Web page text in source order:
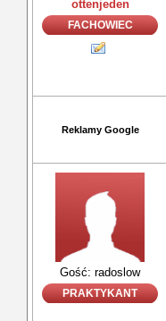
ottenjeden
FACHOWIEC
Reklamy Google
Gość: radoslow
PRAKTYKANT